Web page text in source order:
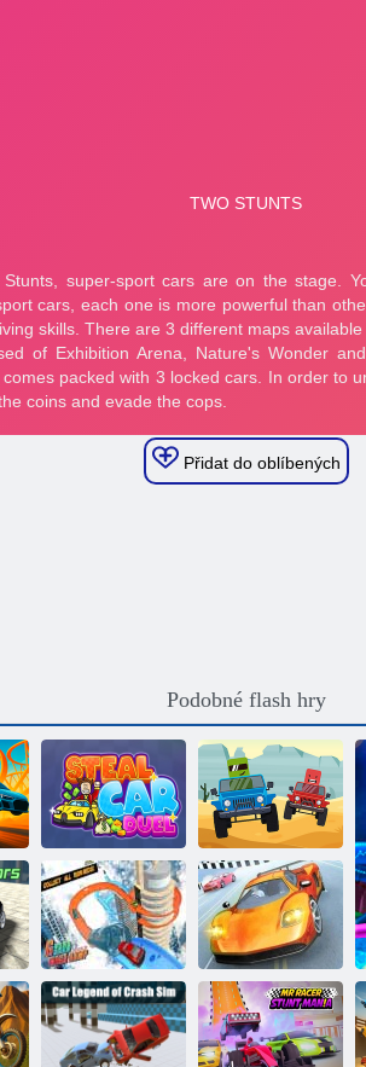
Přidat do oblíbených
Podobné flash hry
Souboj zlodějů
aut
Mistr kolizí aut
Mega Rampové
auto Stunty
Racing:
Impossible
Tracks 3D
Stunt Car
Challenge 3